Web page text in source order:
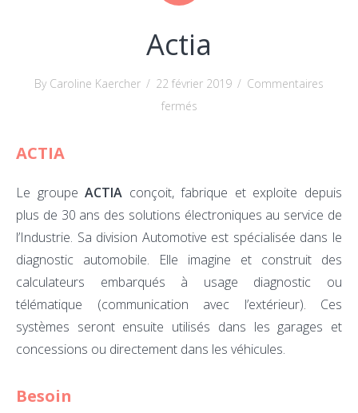
Actia
By Caroline Kaercher / 22 février 2019 / Commentaires
ferméssur
ACTIA
Le groupeACTIA conçoit, fabrique et exploite depuis
plus de 30 ans des solutions électroniques au service de
l’Industrie. Sa division Automotive est spécialisée dans le
diagnostic automobile. Elle imagine et construit des
calculateurs embarqués à usage diagnostic ou
télématique (communication avec l’extérieur). Ces
systèmes seront ensuite utilisés dans les garages et
concessions ou directement dans les véhicules.
Besoin